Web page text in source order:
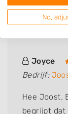
Deze
Joyce
Bedrijf:
Hee Joost,
begrijpt dat
No,